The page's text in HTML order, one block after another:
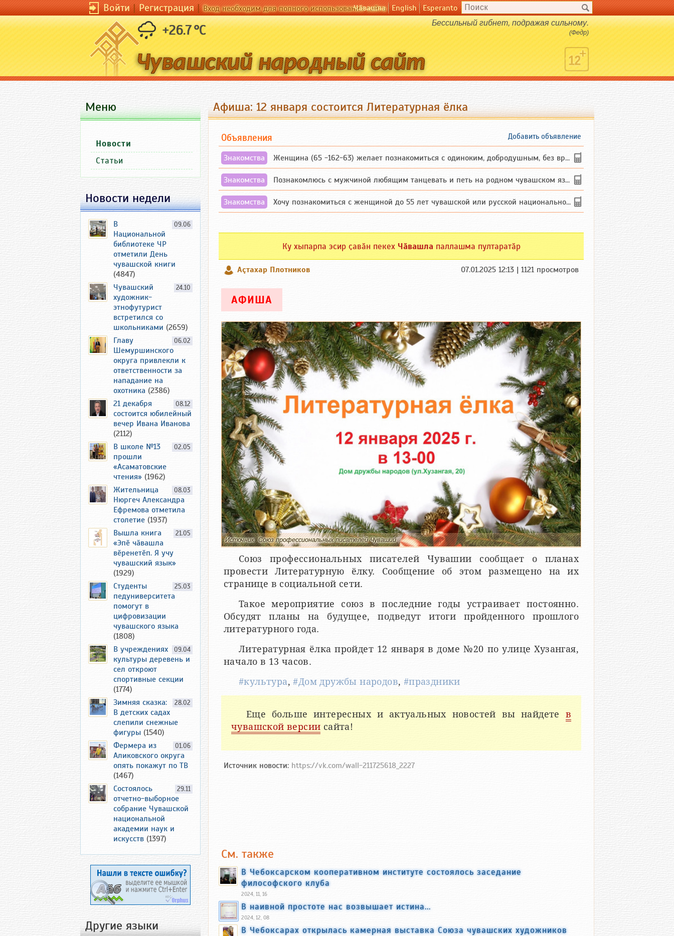
Войти|Регистрация|Вход необходим для полного использования сайта
Чӑвашла English Esperanto
+26.7 °C Бессильный гибнет, подражая сильному.
(Федр)
Афиша: 12 января состоится Литературная ёлка
Добавить объявление
Объявления
Знакомства Женщина (65 -162-63) желает познакомиться с одиноким, добродушным, без вредных ...
Знакомства Познакомлюсь с мужчиной любящим танцевать и петь на родном чувашском языке
Знакомства Хочу познакомиться с женщиной до 55 лет чувашской или русской национальности дл...
Ку хыпарпа эсир ҫавӑн пекех Чӑвашла паллашма пултаратӑр
Аçтахар Плотников 07.01.2025 12:13 | 1121 просмотров
АФИША
Источник: Союз профессиональных писателей Чувашии
Союз профессиональных писателей Чувашии сообщает о планах
провести Литературную ёлку. Сообщение об этом размещено на их
странице в социальной сети.
Такое мероприятие союз в последние годы устраивает постоянно.
Обсудят планы на будущее, подведут итоги пройденного прошлого
литературного года.
Литературная ёлка пройдет 12 января в доме №20 по улице Хузангая,
начало в 13 часов.
#культура,#Дом дружбы народов, #праздники
Еще больше интересных и актуальных новостей вы найдете в
чувашской версии сайта!
Источник новости: https://vk.com/wall-211725618_2227
См. также
В Чебоксарском кооперативном институте состоялось заседание
философского клуба
2024, 11, 16
В наивной простоте нас возвышает истина...
2024, 12, 08
В Чебоксарах открылась камерная выставка Союза чувашских художников
Меню
Новости
Статьи
Новости недели
09.06
В
Национальной
библиотеке ЧР
отметили День
чувашской книги
(4847)
24.10
Чувашский
художник-
этнофутурист
встретился со
школьниками (2659)
06.02
Главу
Шемуршинского
округа привлекли к
ответственности за
нападание на
охотника (2386)
08.12
21 декабря
состоится юбилейный
вечер Ивана Иванова
(2112)
02.05
В школе №13
прошли
«Асаматовские
чтения» (1962)
08.03
Жительница
Нюргеч Александра
Ефремова отметила
столетие (1937)
21.05
Вышла книга
«Эпӗ чӑвашла
вӗренетӗп. Я учу
чувашский язык»
(1929)
25.03
Студенты
педуниверситета
помогут в
цифровизации
чувашского языка
(1808)
09.04
В учреждениях
культуры деревень и
сел откроют
спортивные секции
(1774)
28.02
Зимняя сказка:
В детских садах
слепили снежные
фигуры (1540)
01.06
Фермера из
Аликовского округа
опять покажут по ТВ
(1467)
29.11
Состоялось
отчетно-выборное
собрание Чувашской
национальной
академии наук и
искусств (1397)
Другие языки